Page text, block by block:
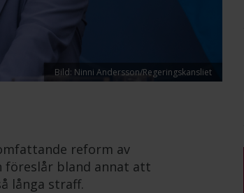
Bild: Ninni Andersson/Regeringskansliet
reform av
föreslår bland annat att
långa straff.